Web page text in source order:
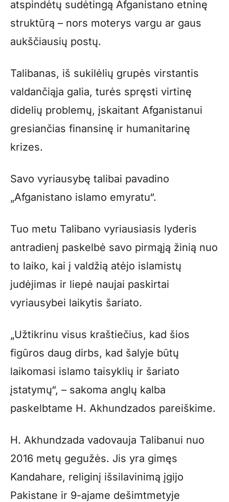
atspindėtų sudėtingą Afganistano etninę
struktūrą – nors moterys vargu ar gaus
aukščiausių postų.
Talibanas, iš sukilėlių grupės virstantis
valdančiąja galia, turės spręsti virtinę
didelių problemų, įskaitant Afganistanui
gresiančias finansinę ir humanitarinę
krizes.
Savo vyriausybę talibai pavadino
„Afganistano islamo emyratu“.
Tuo metu Talibano vyriausiasis lyderis
antradienį paskelbė savo pirmąją žinią nuo
to laiko, kai į valdžią atėjo islamistų
judėjimas ir liepė naujai paskirtai
vyriausybei laikytis šariato.
„Užtikrinu visus kraštiečius, kad šios
figūros daug dirbs, kad šalyje būtų
laikomasi islamo taisyklių ir šariato
įstatymų“, – sakoma anglų kalba
paskelbtame H. Akhundzados pareiškime.
H. Akhundzada vadovauja Talibanui nuo
2016 metų gegužės. Jis yra gimęs
Kandahare, religinį išsilavinimą įgijo
Pakistane ir 9-ajame dešimtmetyje